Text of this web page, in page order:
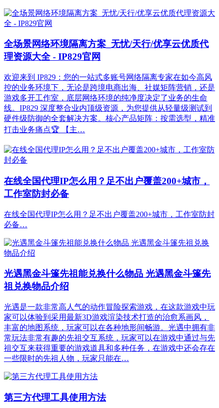
全场景网络环境隔离方案_无忧/天行/优享云优质代
理资源大全 - IP829官网
欢迎来到 IP829：您的一站式多账号网络隔离专家在如今高风
控的业务环境下，无论是跨境电商出海、社媒矩阵营销，还是
游戏多开工作室，底层网络环境的纯净度决定了业务的生命
线。IP829 深度整合业内顶级资源，为您提供从轻量级测试到
硬件级防御的全套解决方案。核心产品矩阵：按需选型，精准
打击业务痛点🏆 【主…
在线全国代理IP怎么用？足不出户覆盖200+城市，
工作室防封必备
在线全国代理IP怎么用？足不出户覆盖200+城市，工作室防封
必备…
光遇黑金斗篷先祖能兑换什么物品 光遇黑金斗篷先
祖兑换物品介绍
光遇是一款非常高人气的动作冒险探索游戏，在这款游戏中玩
家可以体验到采用最新3D游戏渲染技术打造的治愈系画风，
丰富的地图系统，玩家可以在各种地形间畅游。光遇中拥有非
常玩法非常有趣的先祖交互系统，玩家可以在游戏中通过与先
祖交互来获得重要的游戏道具和多种任务，在游戏中还会存在
一些限时的先祖人物，玩家只能在…
第三方代理工具使用方法